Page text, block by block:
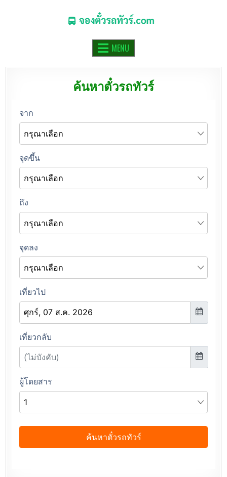
จองตั๋วรถทัวร์.COM
MENU
ค้นหาตั๋วรถทัวร์